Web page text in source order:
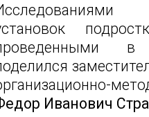
в
Иванович